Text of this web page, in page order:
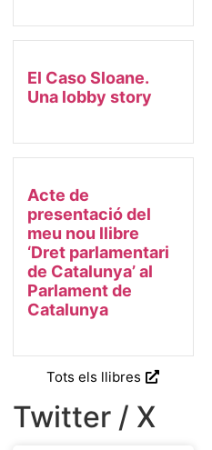
El Caso Sloane.
Una lobby story
Acte de
presentació del
meu nou llibre
‘Dret parlamentari
de Catalunya’ al
Parlament de
Catalunya
Tots els llibres
Twitter / X